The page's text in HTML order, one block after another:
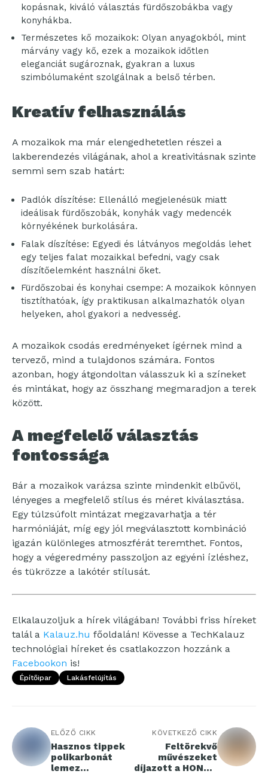
kopásnak, kiváló választás fürdőszobákba vagy
konyhákba.
Természetes kő mozaikok: Olyan anyagokból, mint
márvány vagy kő, ezek a mozaikok időtlen
eleganciát sugároznak, gyakran a luxus
szimbólumaként szolgálnak a belső térben.
Kreatív felhasználás
A mozaikok ma már elengedhetetlen részei a
lakberendezés világának, ahol a kreativitásnak szinte
semmi sem szab határt:
Padlók díszítése: Ellenálló megjelenésük miatt
ideálisak fürdőszobák, konyhák vagy medencék
környékének burkolására.
Falak díszítése: Egyedi és látványos megoldás lehet
egy teljes falat mozaikkal befedni, vagy csak
díszítőelemként használni őket.
Fürdőszobai és konyhai csempe: A mozaikok könnyen
tisztíthatóak, így praktikusan alkalmazhatók olyan
helyeken, ahol gyakori a nedvesség.
A mozaikok csodás eredményeket ígérnek mind a
tervező, mind a tulajdonos számára. Fontos
azonban, hogy átgondoltan válasszuk ki a színeket
és mintákat, hogy az összhang megmaradjon a terek
között.
A megfelelő választás
fontossága
Bár a mozaikok varázsa szinte mindenkit elbűvöl,
lényeges a megfelelő stílus és méret kiválasztása.
Egy túlzsúfolt mintázat megzavarhatja a tér
harmóniáját, míg egy jól megválasztott kombináció
igazán különleges atmoszférát teremthet. Fontos,
hogy a végeredmény passzoljon az egyéni ízléshez,
és tükrözze a lakótér stílusát.
Elkalauzoljuk a hírek világában! További friss híreket
talál a Kalauz.hu főoldalán! Kövesse a TechKalauz
technológiai híreket és csatlakozzon hozzánk a
Facebookon is!
Építőipar Lakásfelújítás
ELŐZŐ CIKK
Hasznos tippek
polikarbonát
lemez
KÖVETKEZŐ CIKK
Feltörekvő
művészeket
díjazott a HONOR